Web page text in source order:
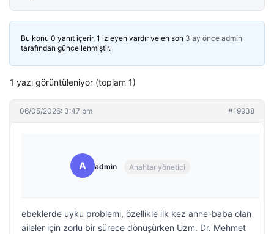
Bu konu 0 yanıt içerir, 1 izleyen vardır ve en son 3 ay önce admin
tarafından güncellenmiştir.
1 yazı görüntüleniyor (toplam 1)
06/05/2026: 3:47 pm #19938
A admin Anahtar yönetici
ebeklerde uyku problemi, özellikle ilk kez anne-baba olan
aileler için zorlu bir sürece dönüşürken Uzm. Dr. Mehmet